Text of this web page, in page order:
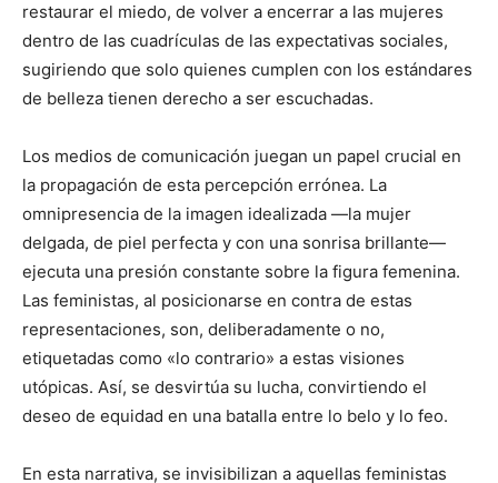
restaurar el miedo, de volver a encerrar a las mujeres
dentro de las cuadrículas de las expectativas sociales,
sugiriendo que solo quienes cumplen con los estándares
de belleza tienen derecho a ser escuchadas.
Los medios de comunicación juegan un papel crucial en
la propagación de esta percepción errónea. La
omnipresencia de la imagen idealizada —la mujer
delgada, de piel perfecta y con una sonrisa brillante—
ejecuta una presión constante sobre la figura femenina.
Las feministas, al posicionarse en contra de estas
representaciones, son, deliberadamente o no,
etiquetadas como «lo contrario» a estas visiones
utópicas. Así, se desvirtúa su lucha, convirtiendo el
deseo de equidad en una batalla entre lo belo y lo feo.
En esta narrativa, se invisibilizan a aquellas feministas